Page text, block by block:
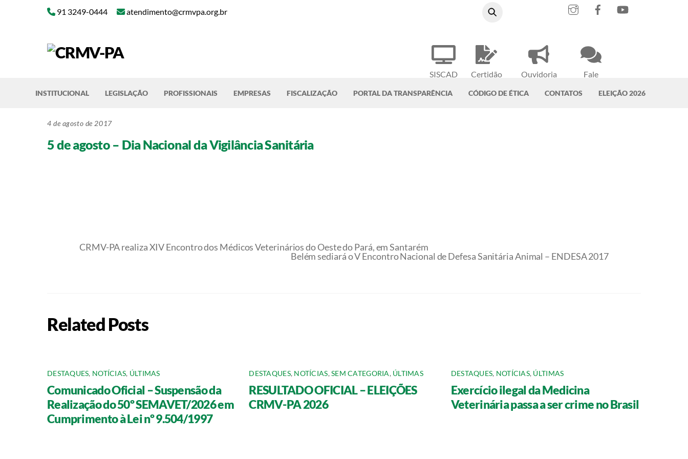
SISCAD
Certidão
Ouvidoria
Fale
91 3249-0444 atendimento@crmvpa.org.br
InstagramFacebook
INSTITUCIONAL LEGISLAÇÃO PROFISSIONAIS EMPRESAS FISCALIZAÇÃO PORTAL DA TRANSPARÊNCIA CÓDIGO DE ÉTICA CONTATOS ELEIÇÃO 2026
4 de agosto de 2017
5 de agosto – Dia Nacional da Vigilância Sanitária
CRMV-PA realiza XIV Encontro dos Médicos Veterinários do Oeste do Pará, em Santarém
Belém sediará o V Encontro Nacional de Defesa Sanitária Animal – ENDESA 2017
Related Posts
DESTAQUES, NOTÍCIAS, ÚLTIMAS
Comunicado Oficial – Suspensão da
Realização do 50º SEMAVET/2026 em
Cumprimento à Lei nº 9.504/1997
DESTAQUES, NOTÍCIAS,SEM CATEGORIA, ÚLTIMAS
RESULTADO OFICIAL – ELEIÇÕES
CRMV-PA 2026
DESTAQUES, NOTÍCIAS, ÚLTIMAS
Exercício ilegal da Medicina
Veterinária passa a ser crime no Brasil